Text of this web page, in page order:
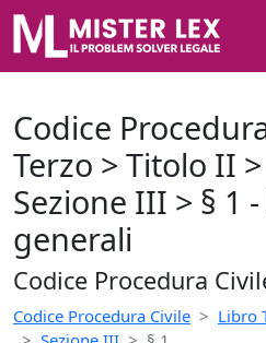
Codice
Terzo > Titolo II
Sezione III > § 1
generali
Codice Procedura
Codice Procedura Civile Libro